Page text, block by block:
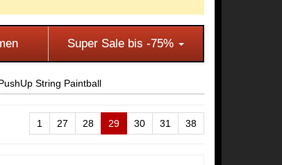
Super Sale bis -75%
String Paintball
1 27 28 29 30 31 38